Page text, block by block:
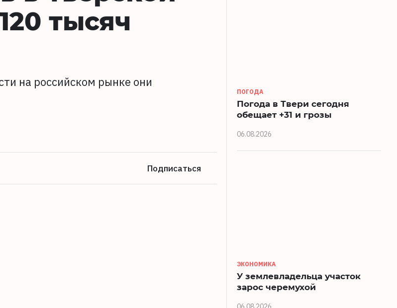
тысяч
на российском рынке они
Подписаться
ПОГОДА
Погода в Твери сегодня
обещает +31 и грозы
06.08.2026
ЭКОНОМИКА
У землевладельца участок
зарос черемухой